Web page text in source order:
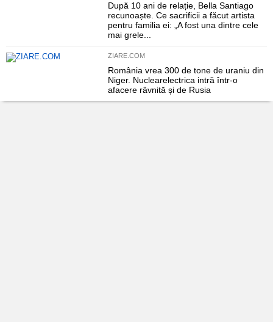
După 10 ani de relație, Bella Santiago
recunoaște. Ce sacrificii a făcut artista
pentru familia ei: „A fost una dintre cele
mai grele...
ZIARE.COM
România vrea 300 de tone de uraniu din
Niger. Nuclearelectrica intră într-o
afacere râvnită și de Rusia